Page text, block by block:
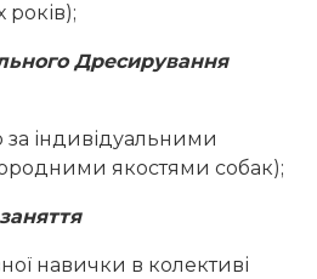
Дресирування
за індивідуальними
якостями собак);
навички в колективі